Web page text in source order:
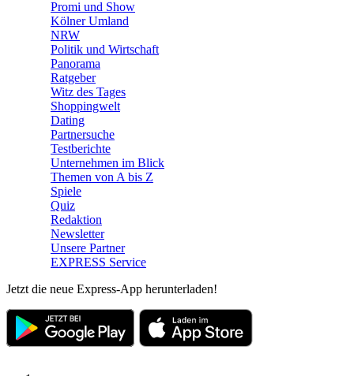
Promi und Show
Kölner Umland
NRW
Politik und Wirtschaft
Panorama
Ratgeber
Witz des Tages
Shoppingwelt
Dating
Partnersuche
Testberichte
Unternehmen im Blick
Themen von A bis Z
Spiele
Quiz
Redaktion
Newsletter
Unsere Partner
EXPRESS Service
Jetzt die neue Express-App herunterladen!